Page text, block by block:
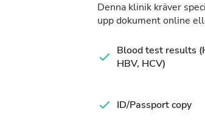
Denna klinik kräver
upp dokument online
Blood test results
HBV, HCV)
ID/Passport copy